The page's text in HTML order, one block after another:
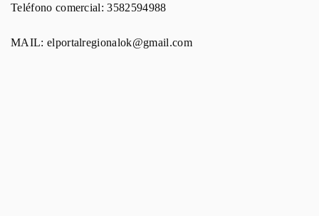
Teléfono comercial: 3582594988
MAIL: elportalregionalok@gmail.com